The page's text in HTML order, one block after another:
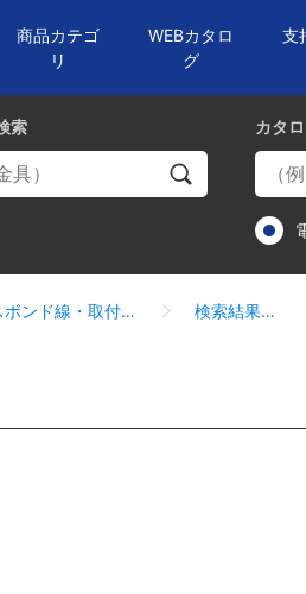
商品カテゴ
リ
WEBカタロ
グ
支
カタ
索
14_06_01_アースボンド線・取付金具 検索結果一覧